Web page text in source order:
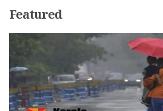
Featured